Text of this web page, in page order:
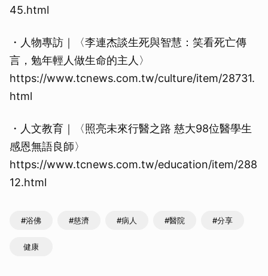
45.html
・人物專訪｜〈李連杰談生死與智慧：笑看死亡傳
言，勉年輕人做生命的主人〉
https://www.tcnews.com.tw/culture/item/28731.
html
・人文教育｜〈照亮未來行醫之路 慈大98位醫學生
感恩無語良師〉
https://www.tcnews.com.tw/education/item/288
12.html
#浴佛 #慈濟 #病人 #醫院 #分享
健康